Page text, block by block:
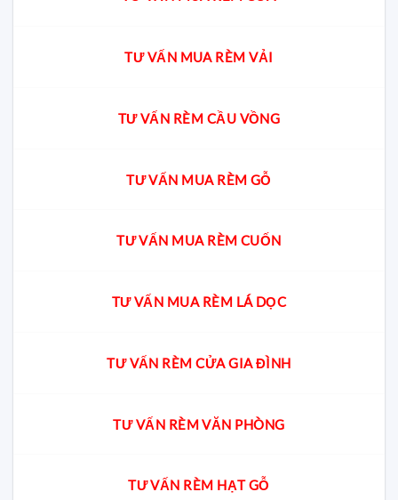
TƯ VẤN MUA RÈM VẢI
TƯ VẤN RÈM CẦU VỒNG
TƯ VẤN MUA RÈM GỖ
TƯ VẤN MUA RÈM CUỐN
TƯ VẤN MUA RÈM LÁ DỌC
TƯ VẤN RÈM CỬA GIA ĐÌNH
TƯ VẤN RÈM VĂN PHÒNG
TƯ VẤN RÈM HẠT GỖ